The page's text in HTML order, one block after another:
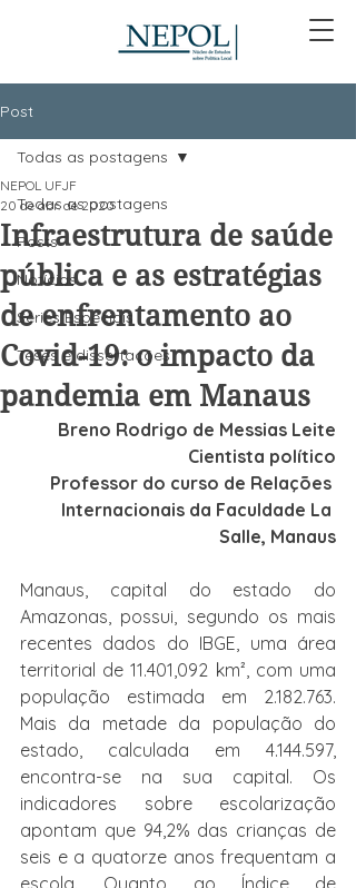
Post
Todas as postagens
Posts
Notícias
Séries Especiais
Teses e dissertações
Todas as postagens
Infraestrutura de saúde
pública e as estratégias
de enfrentamento ao
Covid-19: o impacto da
pandemia em Manaus
NEPOL UFJF
20 de abr. de 2020
Breno Rodrigo de Messias Leite
Cientista político
Internacionais da Faculdade La
Salle, Manaus
Manaus, capital do estado do
Amazonas, possui, segundo os mais
recentes dados do IBGE, uma área
territorial de 11.401,092 km², com uma
população estimada em 2.182.763.
Mais da metade da população do
estado, calculada em 4.144.597,
encontra-se na sua capital. Os
indicadores sobre escolarização
apontam que 94,2% das crianças de
seis e a quatorze anos frequentam a
escola. Quanto ao Índice de